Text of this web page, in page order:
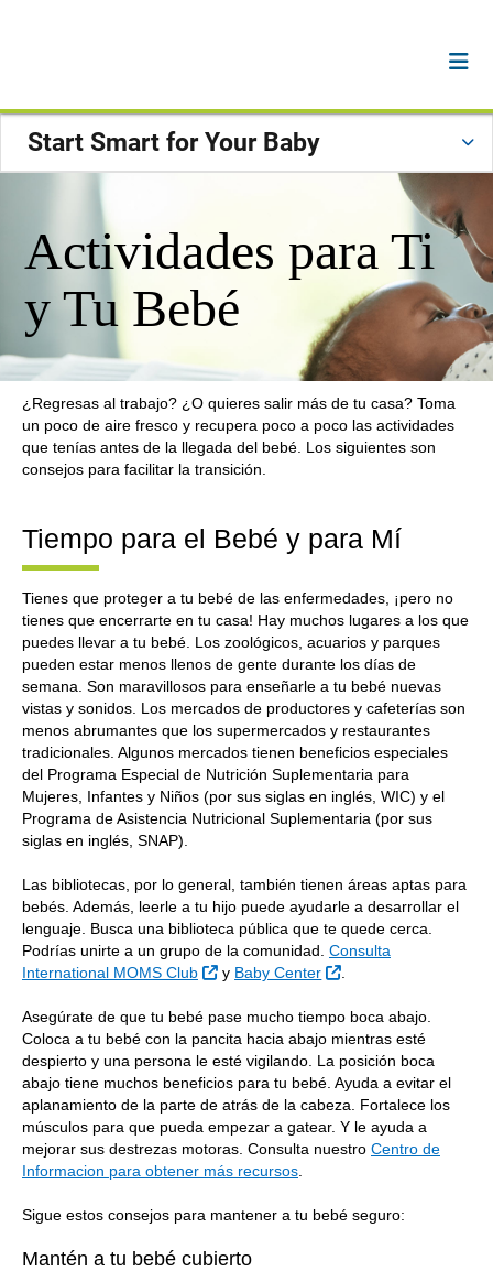
Start Smart for Your Baby
Actividades para Ti
y Tu Bebé
¿Regresas al trabajo? ¿O quieres salir más de tu casa? Toma
un poco de aire fresco y recupera poco a poco las actividades
que tenías antes de la llegada del bebé. Los siguientes son
consejos para facilitar la transición.
Tiempo para el Bebé y para Mí
Tienes que proteger a tu bebé de las enfermedades, ¡pero no
tienes que encerrarte en tu casa! Hay muchos lugares a los que
puedes llevar a tu bebé. Los zoológicos, acuarios y parques
pueden estar menos llenos de gente durante los días de
semana. Son maravillosos para enseñarle a tu bebé nuevas
vistas y sonidos. Los mercados de productores y cafeterías son
menos abrumantes que los supermercados y restaurantes
tradicionales. Algunos mercados tienen beneficios especiales
del Programa Especial de Nutrición Suplementaria para
Mujeres, Infantes y Niños (por sus siglas en inglés, WIC) y el
Programa de Asistencia Nutricional Suplementaria (por sus
siglas en inglés, SNAP).
Las bibliotecas, por lo general, también tienen áreas aptas para
bebés. Además, leerle a tu hijo puede ayudarle a desarrollar el
lenguaje. Busca una biblioteca pública que te quede cerca.
Podrías unirte a un grupo de la comunidad. Consulta
International MOMS Club
Sitio Externo
y Baby Center Sitio Externo
Asegúrate de que tu bebé pase mucho tiempo boca abajo.
Coloca a tu bebé con la pancita hacia abajo mientras esté
despierto y una persona le esté vigilando. La posición boca
abajo tiene muchos beneficios para tu bebé. Ayuda a evitar el
aplanamiento de la parte de atrás de la cabeza. Fortalece los
músculos para que pueda empezar a gatear. Y le ayuda a
mejorar sus destrezas motoras. Consulta nuestro Centro de
Informacion para obtener más recursos
Sigue estos consejos para mantener a tu bebé seguro:
Mantén a tu bebé cubierto